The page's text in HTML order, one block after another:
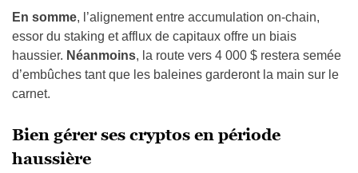
En somme, l’alignement entre accumulation on-chain,
essor du staking et afflux de capitaux offre un biais
haussier. Néanmoins, la route vers 4 000 $ restera semée
d’embûches tant que les baleines garderont la main sur le
carnet.
Bien gérer ses cryptos en période
haussière